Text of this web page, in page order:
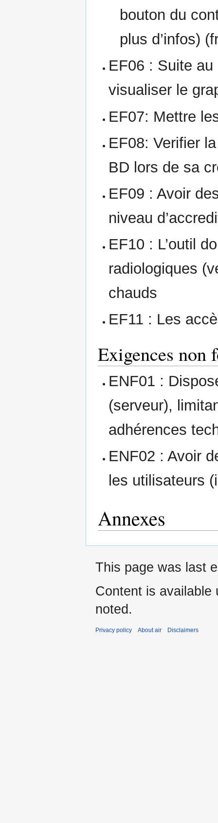
bouton du
plus d’infos)
EF06 : Suite au
visualiser le
EF07: Mettre
EF08: Verifier
BD lors de sa
EF09 : Avoir
niveau
EF10 : L’outil
radiologiques
chauds
EF11 : Les
Exigences non
ENF01 :
(serveur),
adhérences
ENF02 : Avoir
les utilisateurs
Annexes
This page was last
Content is available
noted.
Privacy policy About air Disclaimers